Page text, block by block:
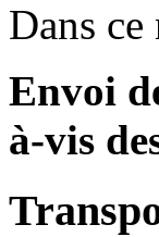
Dans
Envoi
à-vis